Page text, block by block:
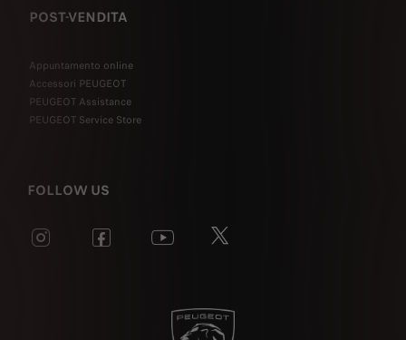
POST-VENDITA
Appuntamento online
Accessori PEUGEOT
PEUGEOT Assistance
PEUGEOT Service Store
FOLLOW US